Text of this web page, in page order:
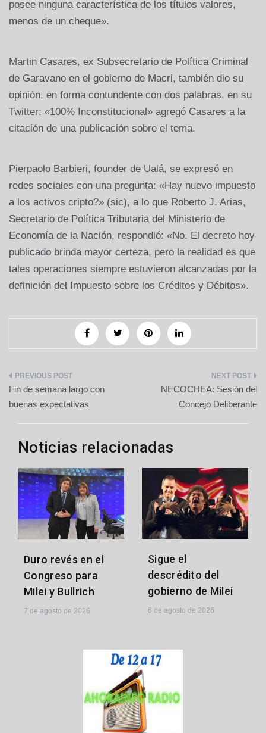
posee ninguna característica de los títulos valores,
menos de un cheque».
Martin Casares, ex Subsecretario de Política Criminal
de Garavano en el gobierno de Macri, también dio su
opinión, en forma contundente con dos palabras, en su
Twitter: «100% Inconstitucional» agregó Casares a la
citación de una publicación sobre el tema.
Pierpaolo Barbieri, founder de Ualá, se expresó en
redes sociales con una pregunta: «Hay nuevo impuesto
a los activos cripto?» (sic), a lo que Roberto J. Arias,
Secretario de Política Tributaria del Ministerio de
Economía de la Nación, respondió: «No. El decreto hoy
publicado brinda mayor certeza, pero la realidad es que
tales operaciones siempre estuvieron alcanzadas por la
definición del Impuesto sobre los Créditos y Débitos».
Navegación
de
entradas
Fin de semana largo con
buenas expectativas
NECOCHEA: Sesión del
Concejo Deliberante
Noticias relacionadas
Duro revés en el
Congreso para
Milei y Bullrich
7 de agosto de 2026
Sigue el
descrédito del
gobierno de Milei
6 de agosto de 2026